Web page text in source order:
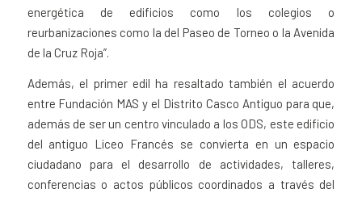
energética de edificios como los colegios o
reurbanizaciones como la del Paseo de Torneo o la Avenida
de la Cruz Roja”.
Además, el primer edil ha resaltado también el acuerdo
entre Fundación MAS y el Distrito Casco Antiguo para que,
además de ser un centro vinculado a los ODS, este edificio
del antiguo Liceo Francés se convierta en un espacio
ciudadano para el desarrollo de actividades, talleres,
conferencias o actos públicos coordinados a través del